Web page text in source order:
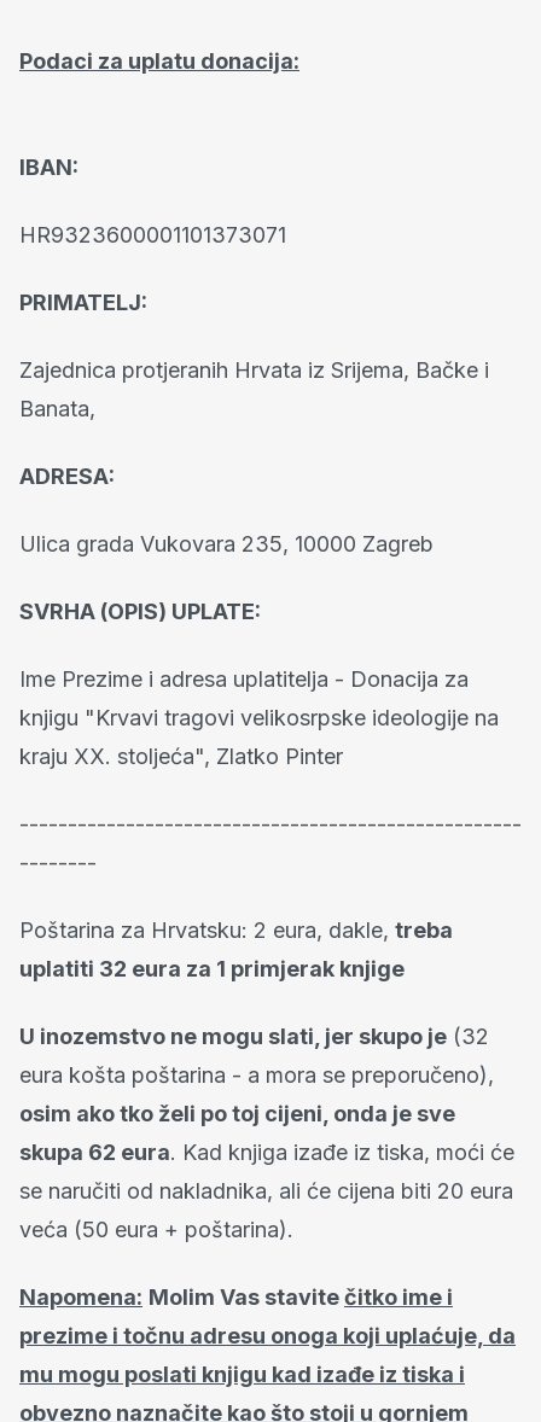
Podaci za uplatu donacija:
IBAN:
HR9323600001101373071
PRIMATELJ:
Zajednica protjeranih Hrvata iz Srijema, Bačke i
Banata,
ADRESA:
Ulica grada Vukovara 235, 10000 Zagreb
SVRHA (OPIS) UPLATE:
Ime Prezime i adresa uplatitelja - Donacija za
knjigu "Krvavi tragovi velikosrpske ideologije na
kraju XX. stoljeća", Zlatko Pinter
----------------------------------------------------
--------
Poštarina za Hrvatsku: 2 eura, dakle, treba
uplatiti 32 eura za 1 primjerak knjige
U inozemstvo ne mogu slati, jer skupo je (32
eura košta poštarina - a mora se preporučeno),
osim ako tko želi po toj cijeni, onda je sve
skupa 62 eura. Kad knjiga izađe iz tiska, moći će
se naručiti od nakladnika, ali će cijena biti 20 eura
veća (50 eura + poštarina).
Napomena: Molim Vas stavitečitko ime i
prezime i točnu adresu onoga koji uplaćuje, da
mu mogu poslati knjigu kad izađe iz tiska i
obvezno naznačite kao što stoji u gornjem